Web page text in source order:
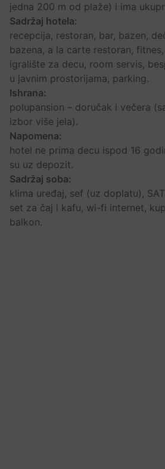
jedna 200 m od plaže) i ima
Sadržaj hotela:
recepcija, restoran, bar, bazen,
bazena, a la carte restoran,
igralište za decu, room servis,
u javnim prostorijama, parking.
Ishrana:
polupansion – doručak i večera
izbor više jela).
Napomena:
hotel ne prima decu ispod 16
su uz depozit.
Sadržaj soba:
klima uređaj, sef (uz doplatu),
set za čaj i kafu, wi-fi internet,
balkon.